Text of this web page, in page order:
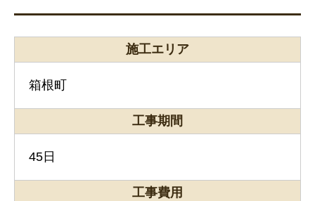
施工エリア
箱根町
工事期間
45日
工事費用